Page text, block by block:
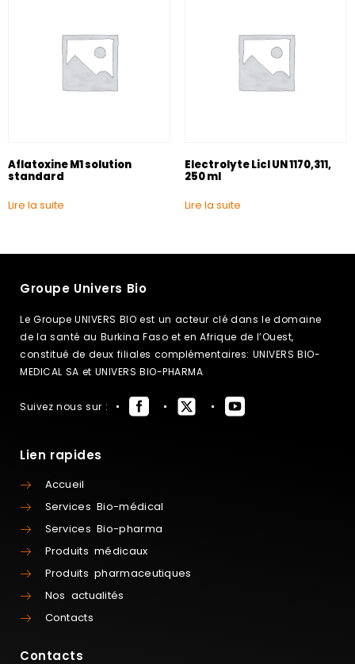
Aflatoxine M1 solution
standard
Lire la suite
Electrolyte Licl UN 1170,311,
250 ml
Lire la suite
Groupe Univers Bio
Le Groupe UNIVERS BIO est un acteur clé dans le domaine
de la santé au Burkina Faso et en Afrique de l’Ouest,
constitué de deux filiales complémentaires: UNIVERS BIO-
MEDICAL SA et UNIVERS BIO-PHARMA
Suivez nous sur :
Lien rapides
Accueil
Services Bio-médical
Services Bio-pharma
Produits médicaux
Produits pharmaceutiques
Nos actualités
Contacts
Contacts